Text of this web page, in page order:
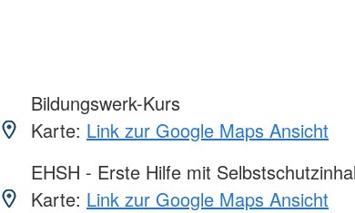
Bildungswerk-Kurs
Karte: Link zur Google Maps Ansicht
EHSH - Erste Hilfe mit
Karte: Link zur Google Maps Ansicht